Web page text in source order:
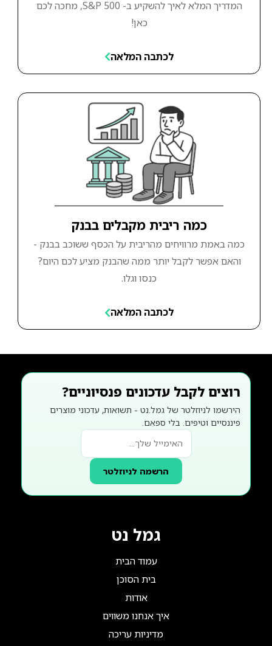
המדריך המלא לאיך להשקיע ב- S&P 500, מחכה לכם
כאן!
לכתבה המלאה
כמה ריבית מקבלים בבנק
כמה באמת מרוויחים מהריבית על הכסף ששוכב בבנק -
והאם אפשר לקבל יותר ממה שהבנק מציע לכם היום?
כנסו וגלו.
לכתבה המלאה
רוצים לקבל עדכונים פנסיוניים?
הירשמו לניוזלטר של גמל.נט - תשואות, עדכוני מוצרים
פיננסיים וטיפים. בלי ספאם.
הרשמה לניוזלטר
גמל נט
עמוד הבית
בית הסוכן
אודות
איך אנחנו משווים
מדיניות עריכה